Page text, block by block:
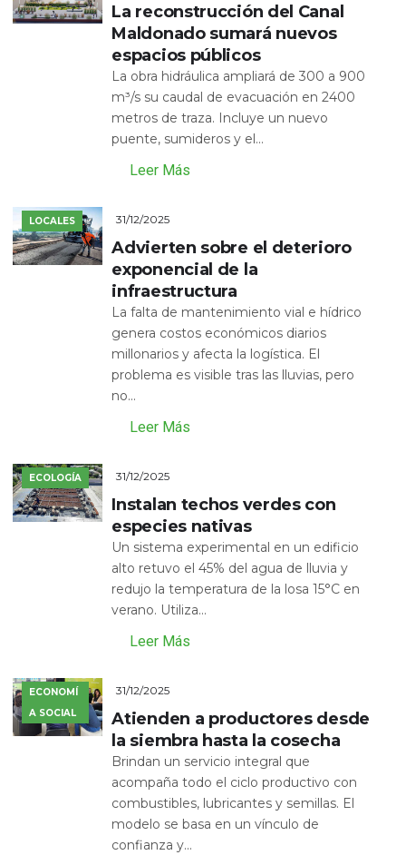
La reconstrucción del Canal
Maldonado sumará nuevos
espacios públicos
La obra hidráulica ampliará de 300 a 900
m³/s su caudal de evacuación en 2400
metros de traza. Incluye un nuevo
puente, sumideros y el...
Leer Más
LOCALES 31/12/2025
Advierten sobre el deterioro
exponencial de la
infraestructura
La falta de mantenimiento vial e hídrico
genera costos económicos diarios
millonarios y afecta la logística. El
problema es visible tras las lluvias, pero
no...
Leer Más
ECOLOGÍA 31/12/2025
Instalan techos verdes con
especies nativas
Un sistema experimental en un edificio
alto retuvo el 45% del agua de lluvia y
redujo la temperatura de la losa 15°C en
verano. Utiliza...
Leer Más
ECONOMÍ
A SOCIAL
31/12/2025
Atienden a productores desde
la siembra hasta la cosecha
Brindan un servicio integral que
acompaña todo el ciclo productivo con
combustibles, lubricantes y semillas. El
modelo se basa en un vínculo de
confianza y...